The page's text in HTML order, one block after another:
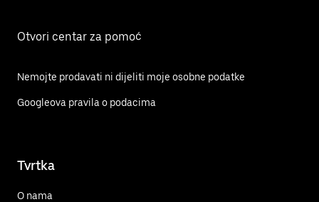
Otvori centar za pomoć
Nemojte prodavati ni dijeliti moje osobne podatke
Googleova pravila o podacima
Tvrtka
O nama